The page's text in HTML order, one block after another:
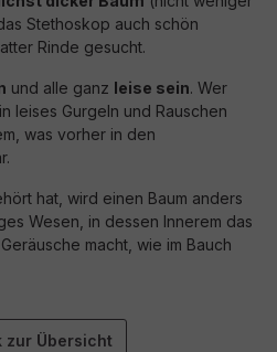
Stethoskop auch schön
Rinde gesucht.
und alle ganz leise sein. Wer
leises Gurgeln und Rauschen
was vorher in den
hat, wird einen Baum anders
Wesen, in dessen Innerem das
macht, wie im Bauch
zur Übersicht